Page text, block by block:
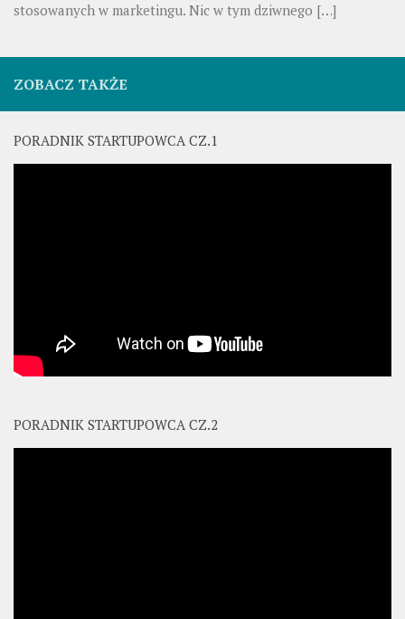
stosowanych w marketingu. Nic w tym dziwnego […]
ZOBACZ TAKŻE
PORADNIK STARTUPOWCA CZ.1
PORADNIK STARTUPOWCA CZ.2